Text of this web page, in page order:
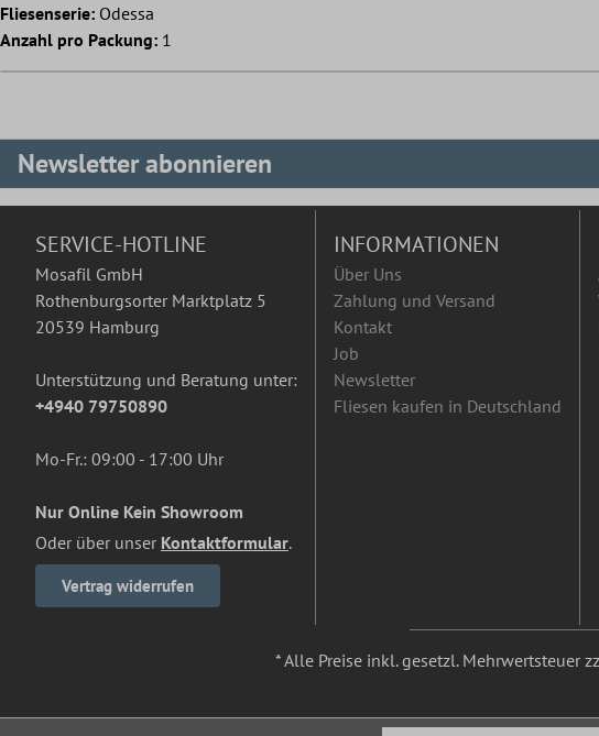
Fliesenserie: Odessa
Anzahl pro Packung: 1
Newsletter abonnieren
SERVICE-HOTLINE
Mosafil GmbH
Rothenburgsorter Marktplatz 5
20539 Hamburg
Unterstützung und Beratung unter:
+4940 79750890
Mo-Fr.: 09:00 - 17:00 Uhr
Nur Online Kein Showroom
Oder über unser Kontaktformular.
Vertrag widerrufen
INFORMATIONEN
Über Uns
Zahlung und Versand
Kontakt
Job
Newsletter
Fliesen kaufen in Deutschland
* Alle Preise inkl. gesetzl. Mehrwertsteuer